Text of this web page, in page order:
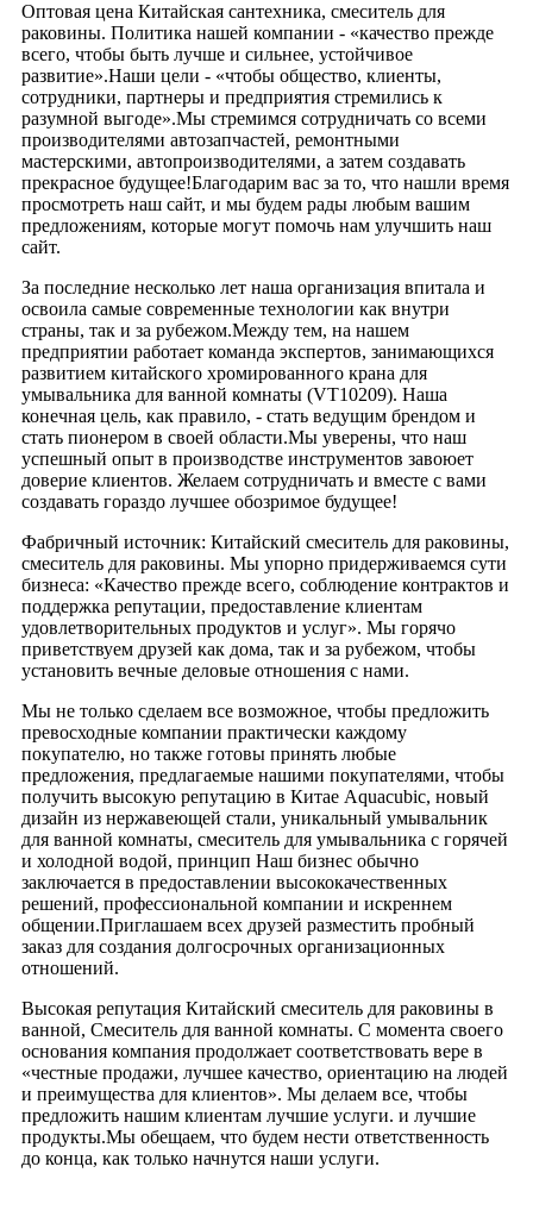
Оптовая цена Китайская сантехника, смеситель для
раковины. Политика нашей компании - «качество прежде
всего, чтобы быть лучше и сильнее, устойчивое
развитие».Наши цели - «чтобы общество, клиенты,
сотрудники, партнеры и предприятия стремились к
разумной выгоде».Мы стремимся сотрудничать со всеми
производителями автозапчастей, ремонтными
мастерскими, автопроизводителями, а затем создавать
прекрасное будущее!Благодарим вас за то, что нашли время
просмотреть наш сайт, и мы будем рады любым вашим
предложениям, которые могут помочь нам улучшить наш
сайт.
За последние несколько лет наша организация впитала и
освоила самые современные технологии как внутри
страны, так и за рубежом.Между тем, на нашем
предприятии работает команда экспертов, занимающихся
развитием китайского хромированного крана для
умывальника для ванной комнаты (VT10209). Наша
конечная цель, как правило, - стать ведущим брендом и
стать пионером в своей области.Мы уверены, что наш
успешный опыт в производстве инструментов завоюет
доверие клиентов. Желаем сотрудничать и вместе с вами
создавать гораздо лучшее обозримое будущее!
Фабричный источник: Китайский смеситель для раковины,
смеситель для раковины. Мы упорно придерживаемся сути
бизнеса: «Качество прежде всего, соблюдение контрактов и
поддержка репутации, предоставление клиентам
удовлетворительных продуктов и услуг». Мы горячо
приветствуем друзей как дома, так и за рубежом, чтобы
установить вечные деловые отношения с нами.
Мы не только сделаем все возможное, чтобы предложить
превосходные компании практически каждому
покупателю, но также готовы принять любые
предложения, предлагаемые нашими покупателями, чтобы
получить высокую репутацию в Китае Aquacubic, новый
дизайн из нержавеющей стали, уникальный умывальник
для ванной комнаты, смеситель для умывальника с горячей
и холодной водой, принцип Наш бизнес обычно
заключается в предоставлении высококачественных
решений, профессиональной компании и искреннем
общении.Приглашаем всех друзей разместить пробный
заказ для создания долгосрочных организационных
отношений.
Высокая репутация Китайский смеситель для раковины в
ванной, Смеситель для ванной комнаты. С момента своего
основания компания продолжает соответствовать вере в
«честные продажи, лучшее качество, ориентацию на людей
и преимущества для клиентов». Мы делаем все, чтобы
предложить нашим клиентам лучшие услуги. и лучшие
продукты.Мы обещаем, что будем нести ответственность
до конца, как только начнутся наши услуги.